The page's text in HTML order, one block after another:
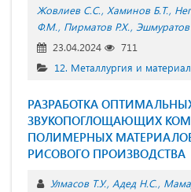
Жовлиев С.С. Хаминов Б.Т.
Ф.М. Пирматов Р.Х. Эшмуратов
23.04.2024
711
12. Металлургия и
РАЗРАБОТКА
ЗВУКОПОГЛОЩАЮЩИХ
ПОЛИМЕРНЫХ
РИСОВОГО ПРОИЗВОДСТВА
Улмасов Т.У. Адед Н.С.